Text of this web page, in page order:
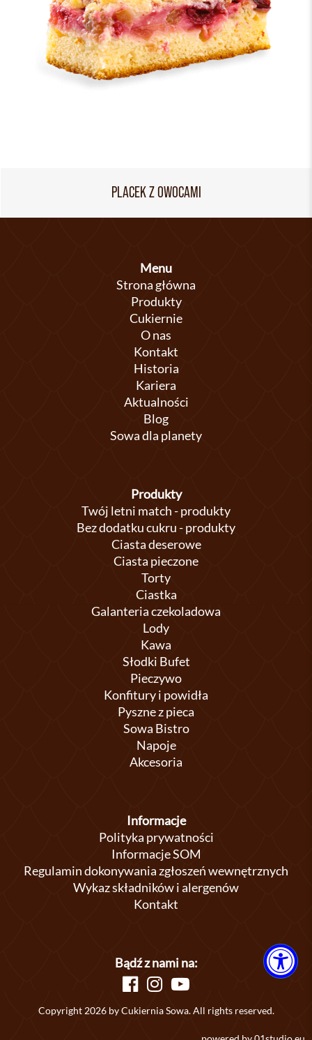
PLACEK Z OWOCAMI
Menu
Strona główna
Produkty
Cukiernie
O nas
Kontakt
Historia
Kariera
Aktualności
Blog
Sowa dla planety
Produkty
Twój letni match - produkty
Bez dodatku cukru - produkty
Ciasta deserowe
Ciasta pieczone
Torty
Ciastka
Galanteria czekoladowa
Lody
Kawa
Słodki Bufet
Pieczywo
Konfitury i powidła
Pyszne z pieca
Sowa Bistro
Napoje
Akcesoria
Informacje
Polityka prywatności
Informacje SOM
Regulamin dokonywania zgłoszeń wewnętrznych
Wykaz składników i alergenów
Kontakt
Bądź z nami na:
Copyright 2026 by Cukiernia Sowa. All rights reserved.